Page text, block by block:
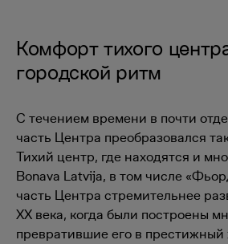
Комфорт тихого
городской ритм
С течением времени в почти
часть Центра преобразовался
Тихий центр, где находятся и
Bonava Latvija, в том числе
часть Центра стремительнее
ХХ века, когда были построены
превратившие его в